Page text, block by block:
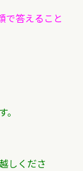
で答えること
しくださ